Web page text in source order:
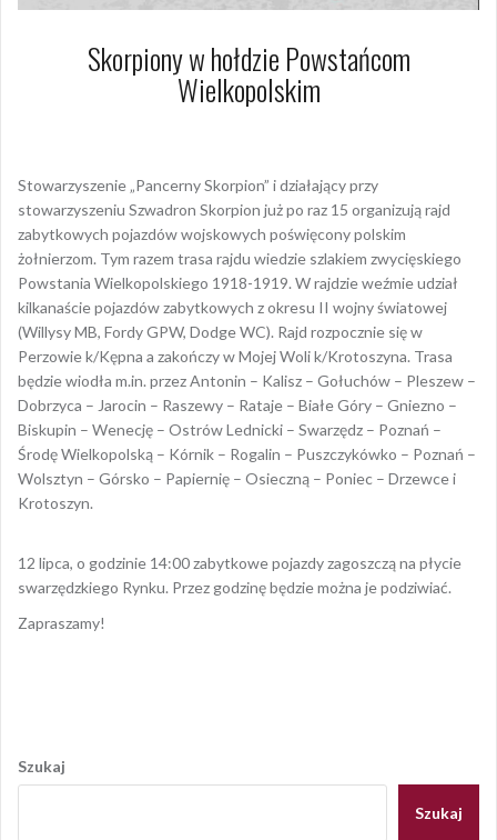
Skorpiony w hołdzie Powstańcom
Wielkopolskim
Stowarzyszenie „Pancerny Skorpion” i działający przy
stowarzyszeniu Szwadron Skorpion już po raz 15 organizują rajd
zabytkowych pojazdów wojskowych poświęcony polskim
żołnierzom. Tym razem trasa rajdu wiedzie szlakiem zwycięskiego
Powstania Wielkopolskiego 1918-1919. W rajdzie weźmie udział
kilkanaście pojazdów zabytkowych z okresu II wojny światowej
(Willysy MB, Fordy GPW, Dodge WC). Rajd rozpocznie się w
Perzowie k/Kępna a zakończy w Mojej Woli k/Krotoszyna. Trasa
będzie wiodła m.in. przez Antonin – Kalisz – Gołuchów – Pleszew –
Dobrzyca – Jarocin – Raszewy – Rataje – Białe Góry – Gniezno –
Biskupin – Wenecję – Ostrów Lednicki – Swarzędz – Poznań –
Środę Wielkopolską – Kórnik – Rogalin – Puszczykówko – Poznań –
Wolsztyn – Górsko – Papiernię – Osieczną – Poniec – Drzewce i
Krotoszyn.
12 lipca, o godzinie 14:00 zabytkowe pojazdy zagoszczą na płycie
swarzędzkiego Rynku. Przez godzinę będzie można je podziwiać.
Zapraszamy!
wpisu
Szukaj
Szukaj